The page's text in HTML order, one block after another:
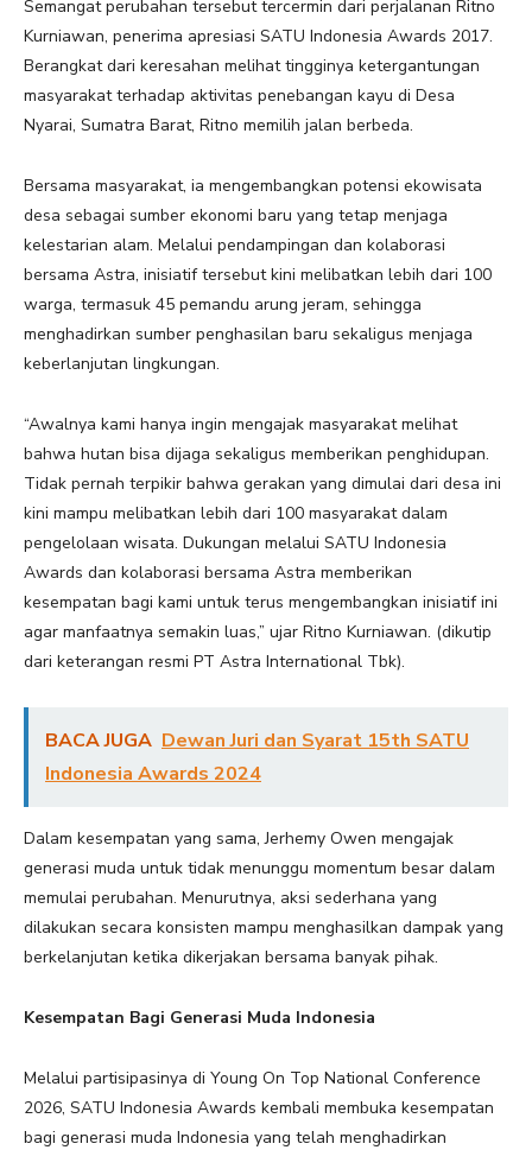
Semangat perubahan tersebut tercermin dari perjalanan Ritno
Kurniawan, penerima apresiasi SATU Indonesia Awards 2017.
Berangkat dari keresahan melihat tingginya ketergantungan
masyarakat terhadap aktivitas penebangan kayu di Desa
Nyarai, Sumatra Barat, Ritno memilih jalan berbeda.
Bersama masyarakat, ia mengembangkan potensi ekowisata
desa sebagai sumber ekonomi baru yang tetap menjaga
kelestarian alam. Melalui pendampingan dan kolaborasi
bersama Astra, inisiatif tersebut kini melibatkan lebih dari 100
warga, termasuk 45 pemandu arung jeram, sehingga
menghadirkan sumber penghasilan baru sekaligus menjaga
keberlanjutan lingkungan.
“Awalnya kami hanya ingin mengajak masyarakat melihat
bahwa hutan bisa dijaga sekaligus memberikan penghidupan.
Tidak pernah terpikir bahwa gerakan yang dimulai dari desa ini
kini mampu melibatkan lebih dari 100 masyarakat dalam
pengelolaan wisata. Dukungan melalui SATU Indonesia
Awards dan kolaborasi bersama Astra memberikan
kesempatan bagi kami untuk terus mengembangkan inisiatif ini
agar manfaatnya semakin luas,” ujar Ritno Kurniawan. (dikutip
dari keterangan resmi PT Astra International Tbk).
BACA JUGA Dewan Juri dan Syarat 15th SATU
Indonesia Awards 2024
Dalam kesempatan yang sama, Jerhemy Owen mengajak
generasi muda untuk tidak menunggu momentum besar dalam
memulai perubahan. Menurutnya, aksi sederhana yang
dilakukan secara konsisten mampu menghasilkan dampak yang
berkelanjutan ketika dikerjakan bersama banyak pihak.
Kesempatan Bagi Generasi Muda Indonesia
Melalui partisipasinya di Young On Top National Conference
2026, SATU Indonesia Awards kembali membuka kesempatan
bagi generasi muda Indonesia yang telah menghadirkan